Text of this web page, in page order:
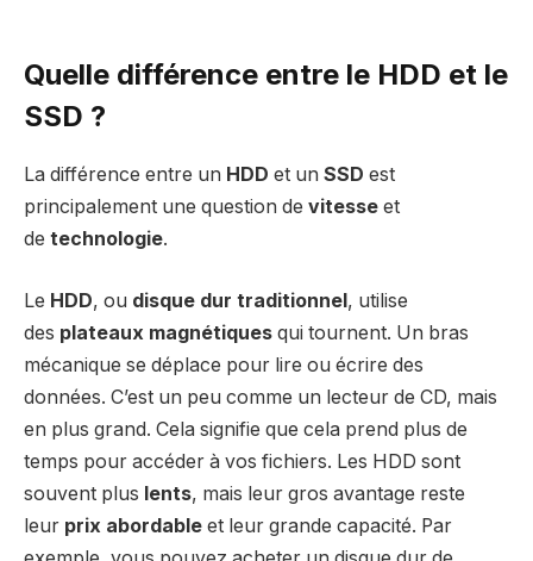
Quelle différence entre le HDD et le
SSD ?
La différence entre un HDD et un SSD est
principalement une question de vitesse et
de technologie.
Le HDD, ou disque dur traditionnel, utilise
des plateaux magnétiques qui tournent. Un bras
mécanique se déplace pour lire ou écrire des
données. C’est un peu comme un lecteur de CD, mais
en plus grand. Cela signifie que cela prend plus de
temps pour accéder à vos fichiers. Les HDD sont
souvent plus lents, mais leur gros avantage reste
leur prix abordable et leur grande capacité. Par